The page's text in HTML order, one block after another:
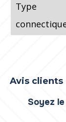
Type
Avis clients
Soyez